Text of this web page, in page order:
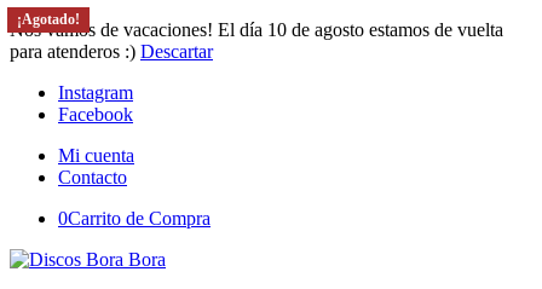
Nos vamos de vacaciones! El día 10 de agosto estamos de vuelta
para atenderos :) Descartar
Instagram
Facebook
Mi cuenta
Contacto
0Carrito de Compra
¡Agotado!
¡Agotado!
¡Agotado!